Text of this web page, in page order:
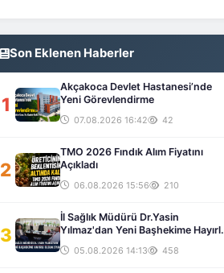
Son Eklenen Haberler
1
Akçakoca Devlet Hastanesi’nde
Yeni Görevlendirme
07.08.2026 16:42 42
2
TMO 2026 Fındık Alım Fiyatını
Açıkladı
06.08.2026 15:56 210
3
İl Sağlık Müdürü Dr.Yasin
Yılmaz'dan Yeni Başhekime Hayırlı
Olsun Ziyareti
05.08.2026 14:13 458